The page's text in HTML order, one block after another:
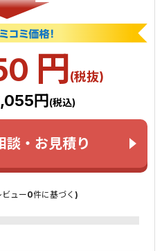
円(税抜)
円 (税込)
談・お見積り
ュー0件に基づく)